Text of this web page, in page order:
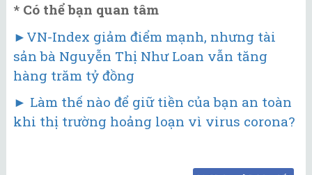
* Có thể bạn quan tâm
►VN-Index giảm điểm mạnh, nhưng tài
sản bà Nguyễn Thị Như Loan vẫn tăng
hàng trăm tỷ đồng
► Làm thế nào để giữ tiền của bạn an toàn
khi thị trường hoảng loạn vì virus corona?